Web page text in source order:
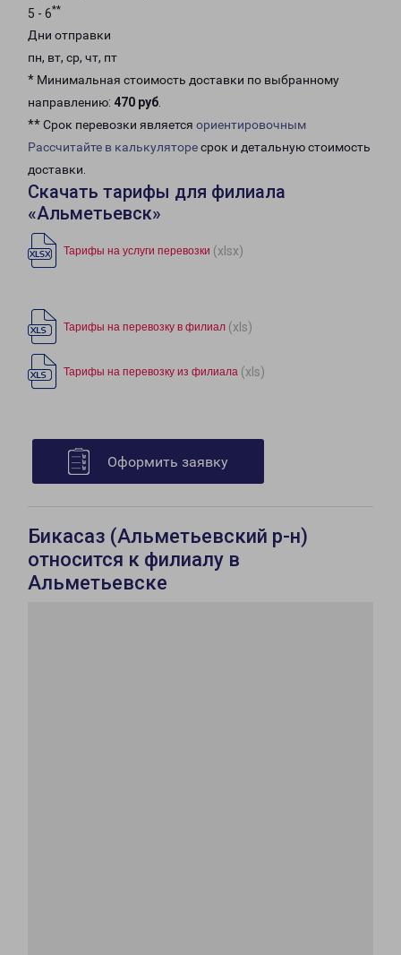
5 - 6**
Дни отправки
пн, вт, ср, чт, пт
* Минимальная стоимость доставки по выбранному
направлению: 470 руб.
** Срок перевозки является ориентировочным
Рассчитайте в калькуляторесрок и детальную стоимость
доставки.
Скачать тарифы для филиала
«Альметьевск»
Тарифы на услуги перевозки (xlsx)
Тарифы на перевозку в филиал (xls)
Тарифы на перевозку из филиала (xls)
Оформить заявку
Бикасаз (Альметьевский р-н)
относится к филиалу в
Альметьевске